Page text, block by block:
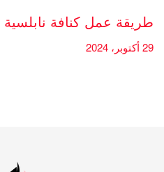
طريقة عمل كنافة نابلسية
29 أكتوبر، 2024